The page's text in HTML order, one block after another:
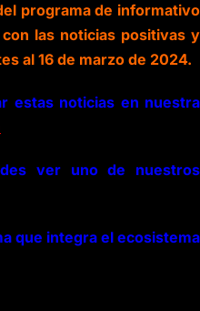
programa de informativo
las noticias positivas y
al 16 de marzo de 2024.
estas noticias en nuestra
ver uno de nuestros
que integra el ecosistema